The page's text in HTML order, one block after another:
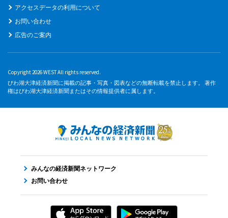
アクセスデータの利用について
お問い合わせ
広告のご案内
Copyright 2026 WEST All rights reserved.
びわ湖大津経済新聞に掲載の記事・写真・図表などの無断転載を禁止します。 著作
権はびわ湖大津経済新聞またはその情報提供者に属します。
みんなの経済新聞ネットワーク
お問い合わせ